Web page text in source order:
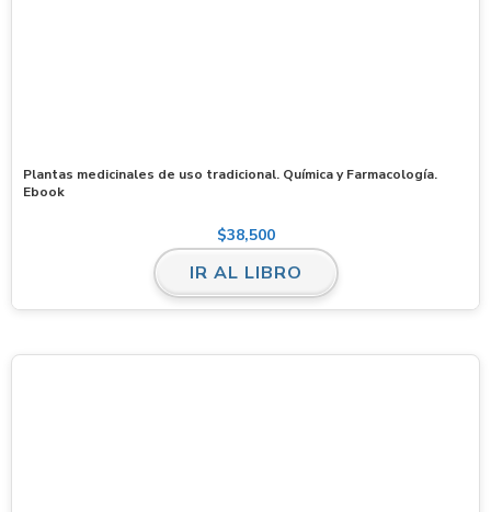
Plantas medicinales de uso tradicional. Química y Farmacología.
Ebook
$38,500
IR AL LIBRO